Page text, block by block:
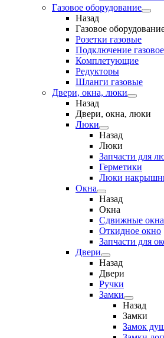
Газовое оборудование
Назад
Газовое
Розетки газовые
Подключение газовое
Комплетующие
Редукторы
Шланги газовые
Двери, окна, люки
Назад
Двери, окна, люки
Люки
Назад
Люки
Запчасти для
Герметики
Люки
Окна
Назад
Окна
Сдвижные окна
Откидное окно
Запчасти для
Двери
Назад
Двери
Ручки
Замки
Назад
Замки
Замок